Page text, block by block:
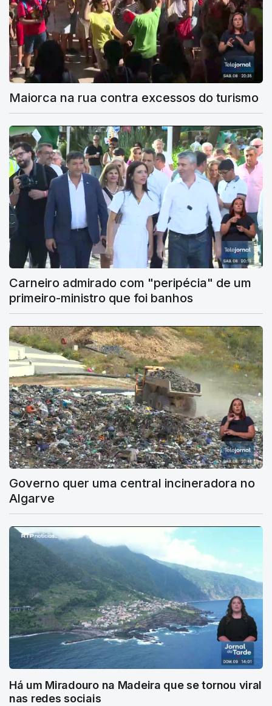
Maiorca na rua contra excessos do turismo
Carneiro admirado com "peripécia" de um
primeiro-ministro que foi banhos
Governo quer uma central incineradora no
Algarve
Há um Miradouro na Madeira que se tornou viral
nas redes sociais